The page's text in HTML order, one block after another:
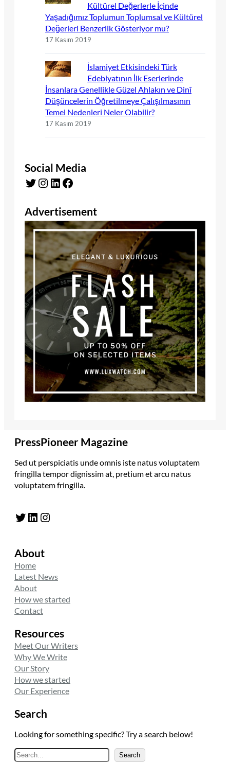
Kültürel Değerlerle İçinde
Yaşadığımız Toplumun Toplumsal ve Kültürel
Değerleri Benzerlik Gösteriyor mu?
17 Kasım 2019
İslamiyet Etkisindeki Türk
Edebiyatının İlk Eserlerinde
İnsanlara Genellikle Güzel Ahlakın ve Dinî
Düşüncelerin Öğretilmeye Çalışılmasının
Temel Nedenleri Neler Olabilir?
17 Kasım 2019
Social Media
Twitter Instagram LinkedIn Facebook
Advertisement
PressPioneer Magazine
Sed ut perspiciatis unde omnis iste natus voluptatem
fringilla tempor dignissim at, pretium et arcu natus
voluptatem fringilla.
Twitter LinkedIn Instagram
About
Home
Latest News
About
How we started
Contact
Resources
Meet Our Writers
Why We Write
Our Story
How we started
Our Experience
Search
Looking for something specific? Try a search below!
ASearch